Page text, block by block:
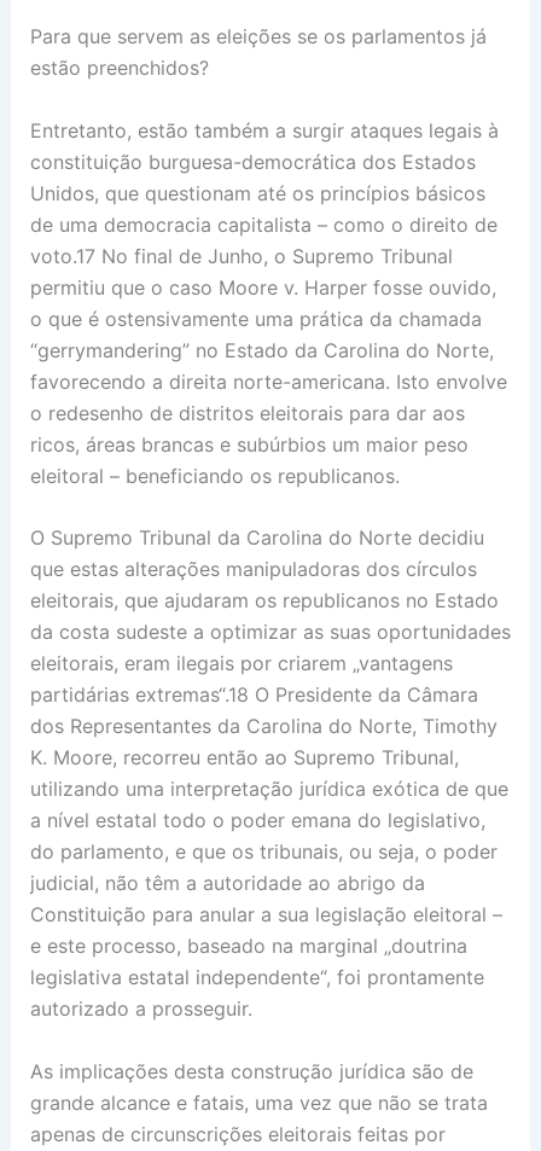
Para que servem as eleições se os parlamentos já
estão preenchidos?
Entretanto, estão também a surgir ataques legais à
constituição burguesa-democrática dos Estados
Unidos, que questionam até os princípios básicos
de uma democracia capitalista – como o direito de
voto.17 No final de Junho, o Supremo Tribunal
permitiu que o caso Moore v. Harper fosse ouvido,
o que é ostensivamente uma prática da chamada
“gerrymandering” no Estado da Carolina do Norte,
favorecendo a direita norte-americana. Isto envolve
o redesenho de distritos eleitorais para dar aos
ricos, áreas brancas e subúrbios um maior peso
eleitoral – beneficiando os republicanos.
O Supremo Tribunal da Carolina do Norte decidiu
que estas alterações manipuladoras dos círculos
eleitorais, que ajudaram os republicanos no Estado
da costa sudeste a optimizar as suas oportunidades
eleitorais, eram ilegais por criarem „vantagens
partidárias extremas“.18 O Presidente da Câmara
dos Representantes da Carolina do Norte, Timothy
K. Moore, recorreu então ao Supremo Tribunal,
utilizando uma interpretação jurídica exótica de que
a nível estatal todo o poder emana do legislativo,
do parlamento, e que os tribunais, ou seja, o poder
judicial, não têm a autoridade ao abrigo da
Constituição para anular a sua legislação eleitoral –
e este processo, baseado na marginal „doutrina
legislativa estatal independente“, foi prontamente
autorizado a prosseguir.
As implicações desta construção jurídica são de
grande alcance e fatais, uma vez que não se trata
apenas de circunscrições eleitorais feitas por